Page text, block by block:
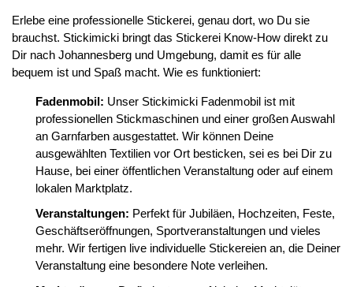
Erlebe eine professionelle Stickerei, genau dort, wo Du sie
brauchst. Stickimicki bringt das Stickerei Know-How direkt zu
Dir nach Johannesberg und Umgebung, damit es für alle
bequem ist und Spaß macht. Wie es funktioniert:
Fadenmobil: Unser Stickimicki Fadenmobil ist mit
professionellen Stickmaschinen und einer großen Auswahl
an Garnfarben ausgestattet. Wir können Deine
ausgewählten Textilien vor Ort besticken, sei es bei Dir zu
Hause, bei einer öffentlichen Veranstaltung oder auf einem
lokalen Marktplatz.
Veranstaltungen: Perfekt für Jubiläen, Hochzeiten, Feste,
Geschäftseröffnungen, Sportveranstaltungen und vieles
mehr. Wir fertigen live individuelle Stickereien an, die Deiner
Veranstaltung eine besondere Note verleihen.